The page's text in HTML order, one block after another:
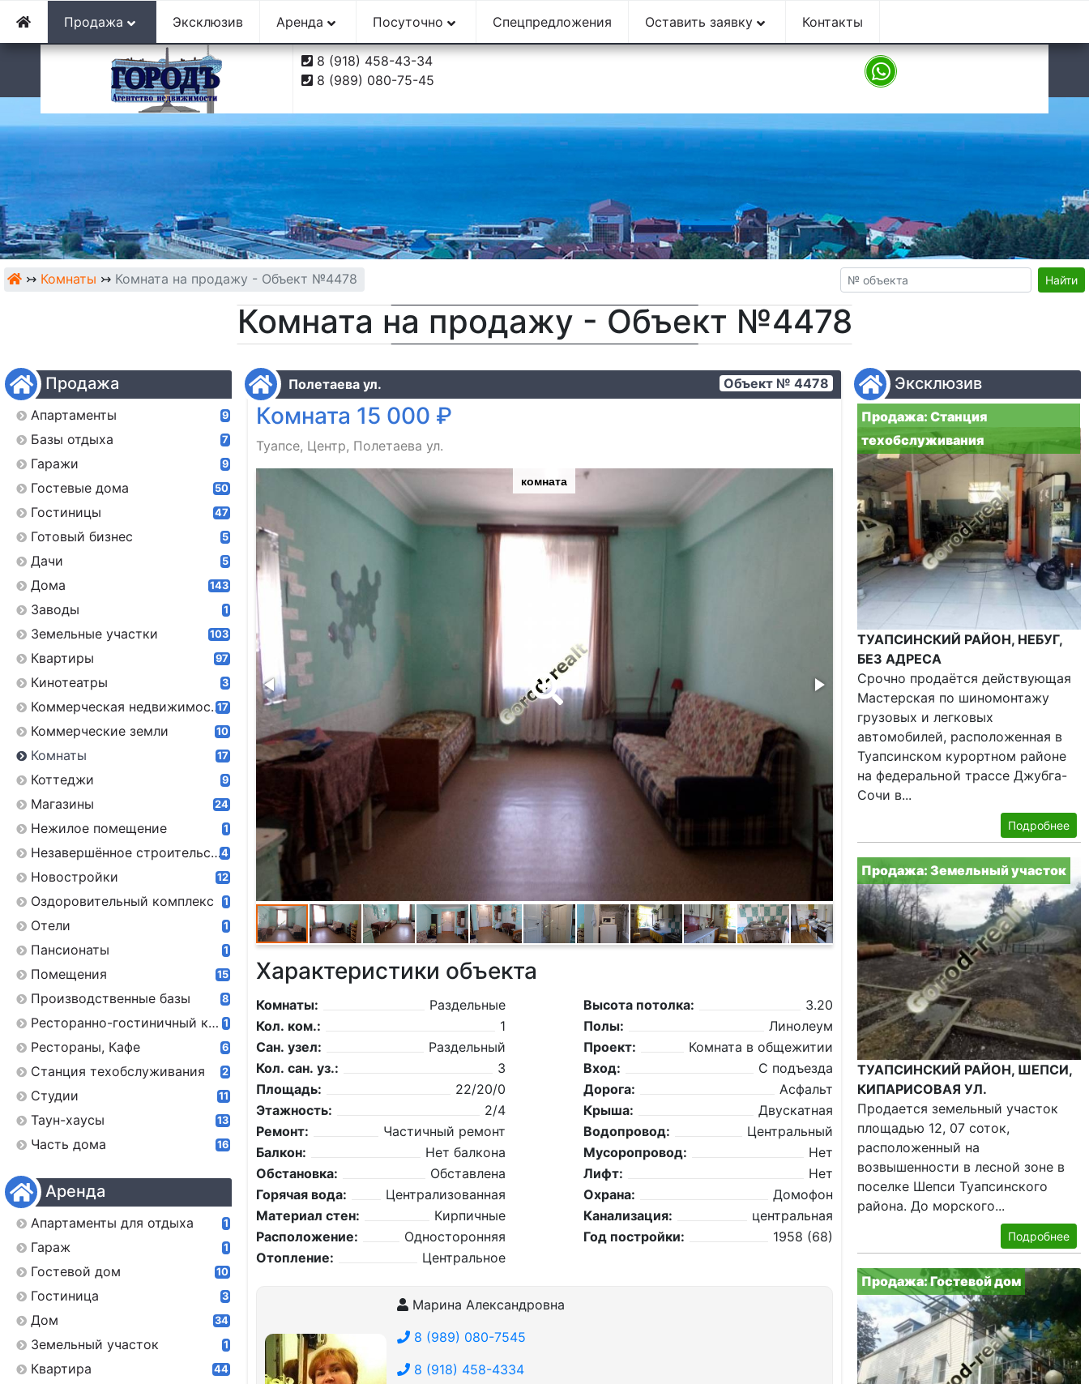
г. Туапсе, ул. Софьи Перовской, 10
8 (918) 458-43-34
8 (989) 080-75-45
Продажа Эксклюзив Аренда Посуточно Спецпредложения Оставить заявку Контакты
↣ Комнаты ↣ Комната на продажу - Объект №4478 Найти
Комната на продажу - Объект №4478
Продажа
Апартаменты 9
Базы отдыха 7
Гаражи 9
Гостевые дома 50
Гостиницы 47
Готовый бизнес 5
Дачи 5
Дома 143
Заводы 1
Земельные участки 103
Квартиры 97
Кинотеатры 3
Коммерческая недвижимость17
Коммерческие земли 10
Комнаты 17
Коттеджи 9
Магазины 24
Нежилое помещение 1
Незавершённое строительство4
Новостройки 12
Оздоровительный комплекс 1
Отели 1
Пансионаты 1
Помещения 15
Производственные базы 8
Ресторанно-гостиничный комплекс 1
Рестораны, Кафе 6
Станция техобслуживания 2
Студии 11
Таун-хаусы 13
Часть дома 16
Аренда
Апартаменты для отдыха 1
Гараж 1
Гостевой дом 10
Гостиница 3
Дом 34
Земельный участок 1
Квартира 44
Полетаева ул. Объект № 4478
Комната 15 000 ₽
Туапсе, Центр, Полетаева ул.
комната
Характеристики объекта
Комнаты:
Раздельные
Кол. ком.:
1
Сан. узел:
Раздельный
Кол. сан. уз.:
3
Площадь:
22/20/0
Этажность:
2/4
Ремонт:
Частичный ремонт
Балкон:
Нет балкона
Обстановка:
Обставлена
Горячая вода:
Централизованная
Материал стен:
Кирпичные
Расположение:
Односторонняя
Отопление:
Центральное
Высота потолка:
3.20
Полы:
Линолеум
Проект:
Комната в общежитии
Вход:
С подъезда
Дорога:
Асфальт
Крыша:
Двускатная
Водопровод:
Центральный
Мусоропровод:
Нет
Лифт:
Нет
Охрана:
Домофон
Канализация:
центральная
Год постройки:
1958 (68)
Марина Александровна
8 (989) 080-7545
8 (918) 458-4334
Эксклюзив
Продажа: Станция
техобслуживания
ТУАПСИНСКИЙ РАЙОН, НЕБУГ,
БЕЗ АДРЕСА
Срочно продаётся действующая
Мастерская по шиномонтажу
грузовых и легковых
автомобилей, расположенная в
Туапсинском курортном районе
на федеральной трассе Джубга-
Сочи в...
Подробнее
Продажа: Земельный участок
ТУАПСИНСКИЙ РАЙОН, ШЕПСИ,
КИПАРИСОВАЯ УЛ.
Продается земельный участок
площадью 12, 07 соток,
расположенный на
возвышенности в лесной зоне в
поселке Шепси Туапсинского
района. До морского...
Подробнее
Продажа: Гостевой дом